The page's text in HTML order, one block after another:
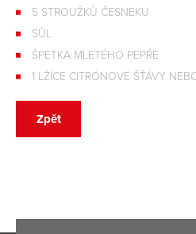
5 STROUŽKŮ ČESNEKU
SŮL
ŠPETKA MLETÉHO PEPŘE
1 LŽÍCE CITRÓNOVÉ ŠŤÁVY
Zpět